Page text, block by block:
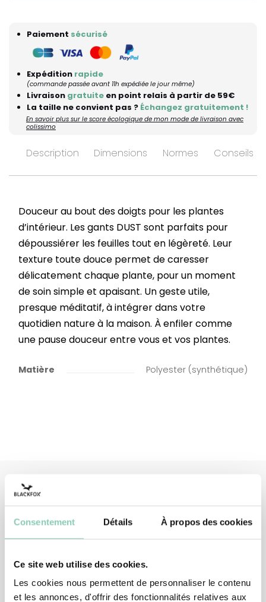
Consentement Détails À propos des cookies
Ce site web utilise des cookies.
Les cookies nous permettent de personnaliser le contenu
et les annonces, d'offrir des fonctionnalités relatives aux
Paiement sécurisé
Expédition rapide
(commande passée avant 11h expédiée le jour même)
Livraison gratuite en point relais à partir de 59€
La taille ne convient pas ? Échangez gratuitement !
En savoir plus sur le score écologique de mon mode de livraison avec
colissimo
Description Dimensions Normes Conseils
Douceur au bout des doigts pour les plantes
d’intérieur. Les gants DUST sont parfaits pour
dépoussiérer les feuilles tout en légèreté. Leur
texture toute douce permet de caresser
délicatement chaque plante, pour un moment
de soin simple et apaisant. Un geste utile,
presque méditatif, à intégrer dans votre
quotidien nature à la maison. À enfiler comme
une pause douceur entre vous et vos plantes.
Matière Polyester (synthétique)
Produits associés